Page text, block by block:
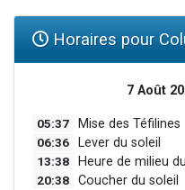
Horaires pour
7 Août
05:37 Mise des Téfilines
06:36 Lever du soleil
13:38 Heure de milieu
20:38 Coucher du soleil